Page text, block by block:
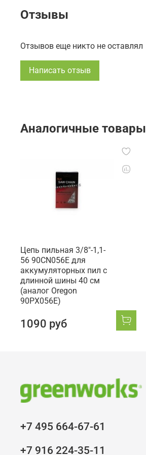
Отзывы
Отзывов еще никто не оставлял
Написать отзыв
Аналогичные товары
Цепь пильная 3/8"-1,1-
56 90CN056E для
аккумуляторных пил с
длинной шины 40 см
(аналог Oregon
90PX056E)
1090 руб
+7 495 664-67-61
+7 916 224-35-11